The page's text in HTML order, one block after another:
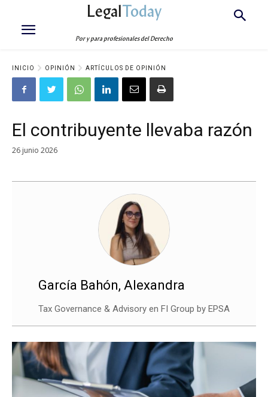
LegalToday
Por y para profesionales del Derecho
INICIO OPINIÓN ARTÍCULOS DE OPINIÓN
El contribuyente llevaba razón
26 junio 2026
García Bahón, Alexandra
Tax Governance & Advisory en FI Group by EPSA